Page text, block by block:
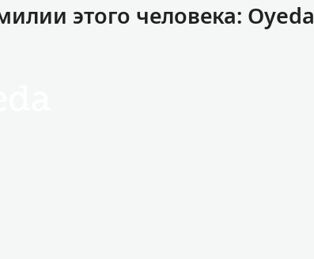
этого человека: Oyeda